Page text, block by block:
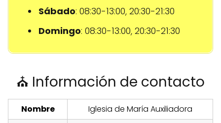
Sábado: 08:30-13:00, 20:30-21:30
Domingo: 08:30-13:00, 20:30-21:30
⛪ Información de contacto
Nombre
Iglesia de María Auxiliadora